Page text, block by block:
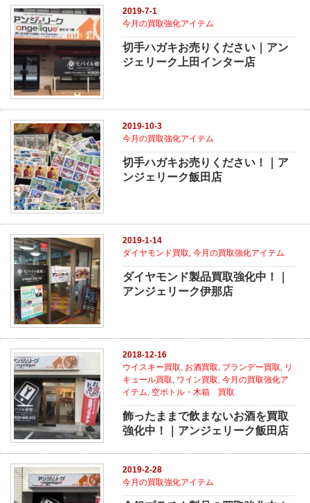
2019-7-1
今月の買取強化アイテム
切手ハガキお売りください｜アン
ジェリーク上田インター店
2019-10-3
今月の買取強化アイテム
切手ハガキお売りください！｜ア
ンジェリーク飯田店
2019-1-14
ダイヤモンド買取,今月の買取強化アイテム
ダイヤモンド製品買取強化中！｜
アンジェリーク伊那店
2018-12-16
ウイスキー買取, お酒買取, ブランデー買取, リ
キュール買取, ワイン買取,今月の買取強化ア
イテム, 空ボトル・木箱 買取
飾ったままで飲まないお酒を買取
強化中！｜アンジェリーク飯田店
2019-2-28
今月の買取強化アイテム